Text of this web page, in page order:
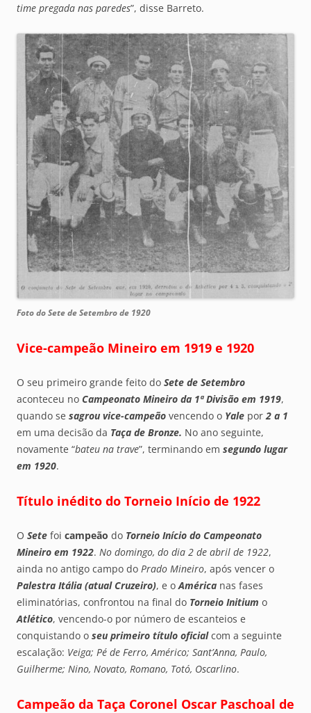
time pregada nas paredes”, disse Barreto.
Foto do Sete de Setembro de 1920
Vice-campeão Mineiro em 1919 e 1920
O seu primeiro grande feito do Sete de Setembro
aconteceu no Campeonato Mineiro da 1ª Divisão em 1919,
quando se sagrou vice-campeão vencendo o Yale por2 a 1
em uma decisão da Taça de Bronze. No ano seguinte,
novamente “bateu na trave”, terminando em segundo lugar
em 1920.
Título inédito do Torneio Início de 1922
O Sete foi campeão do Torneio Início do Campeonato
Mineiro em 1922. No domingo, do dia 2 de abril de 1922,
ainda no antigo campo do Prado Mineiro, após vencer o
Palestra Itália (atual Cruzeiro), e oAmérica nas fases
eliminatórias, confrontou na final do Torneio Initium o
Atlético, vencendo-o por número de escanteios e
conquistando o seu primeiro título oficialcom a seguinte
escalação: Veiga; Pé de Ferro, Américo; Sant’Anna, Paulo,
Guilherme; Nino, Novato, Romano, Totó, Oscarlino.
Campeão da Taça Coronel Oscar Paschoal de